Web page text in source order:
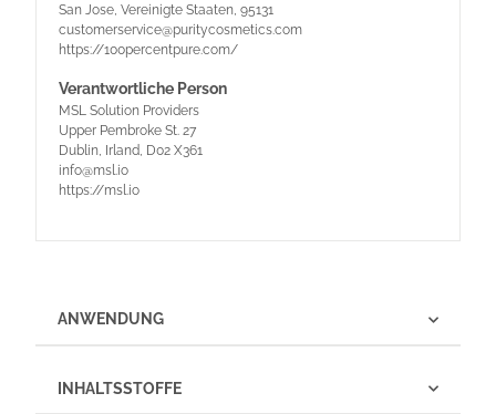
San Jose, Vereinigte Staaten, 95131
customerservice@puritycosmetics.com
https://100percentpure.com/
Verantwortliche Person
MSL Solution Providers
Upper Pembroke St. 27
Dublin, Irland, D02 X361
info@msl.io
https://msl.io
ANWENDUNG
INHALTSSTOFFE